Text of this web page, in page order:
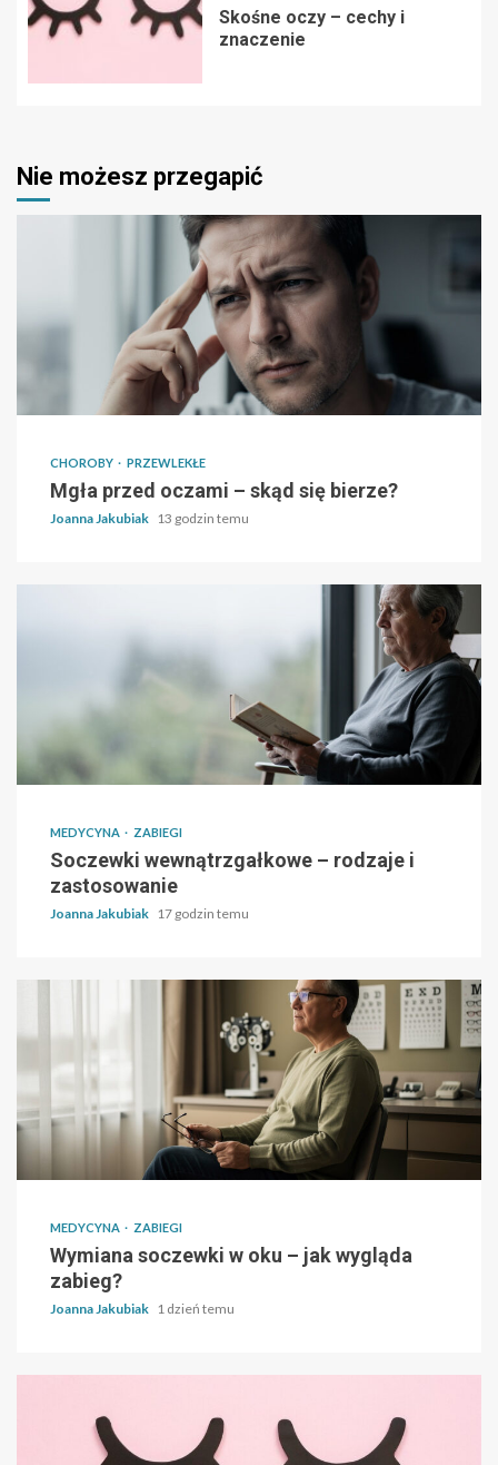
Skośne oczy – cechy i
znaczenie
Nie możesz przegapić
CHOROBY PRZEWLEKŁE
Mgła przed oczami – skąd się bierze?
Joanna Jakubiak 13 godzin temu
MEDYCYNA ZABIEGI
Soczewki wewnątrzgałkowe – rodzaje i
zastosowanie
Joanna Jakubiak 17 godzin temu
MEDYCYNA ZABIEGI
Wymiana soczewki w oku – jak wygląda
zabieg?
Joanna Jakubiak 1 dzień temu